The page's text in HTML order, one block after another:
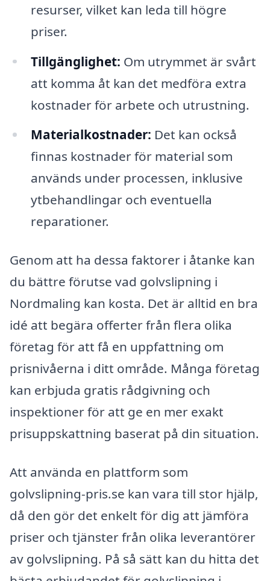
resurser, vilket kan leda till högre
priser.
Tillgänglighet: Om utrymmet är svårt
att komma åt kan det medföra extra
kostnader för arbete och utrustning.
Materialkostnader: Det kan också
finnas kostnader för material som
används under processen, inklusive
ytbehandlingar och eventuella
reparationer.
Genom att ha dessa faktorer i åtanke kan
du bättre förutse vad golvslipning i
Nordmaling kan kosta. Det är alltid en bra
idé att begära offerter från flera olika
företag för att få en uppfattning om
prisnivåerna i ditt område. Många företag
kan erbjuda gratis rådgivning och
inspektioner för att ge en mer exakt
prisuppskattning baserat på din situation.
Att använda en plattform som
golvslipning-pris.se kan vara till stor hjälp,
då den gör det enkelt för dig att jämföra
priser och tjänster från olika leverantörer
av golvslipning. På så sätt kan du hitta det